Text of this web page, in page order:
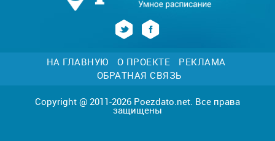
НА ГЛАВНУЮ О ПРОЕКТЕ
РЕКЛАМА
ОБРАТНАЯ СВЯЗЬ
Copyright @ 2011-2026 Poezdato.net. Все права
защищены